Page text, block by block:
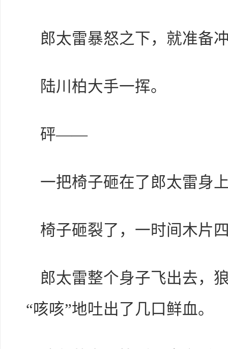
郎太雷暴怒之下，就准备
陆川柏大手一挥。
砰——
一把椅子砸在了郎太雷身
椅子砸裂了，一时间木片
郎太雷整个身子飞出去，
“咳咳”地吐出了几口鲜血。